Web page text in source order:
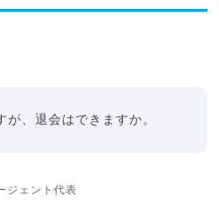
が、退会はできますか。
ジェント代表